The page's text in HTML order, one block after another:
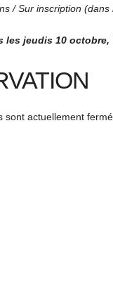
/ Sur inscription
les jeudis 10 octobre,
sont actuellement